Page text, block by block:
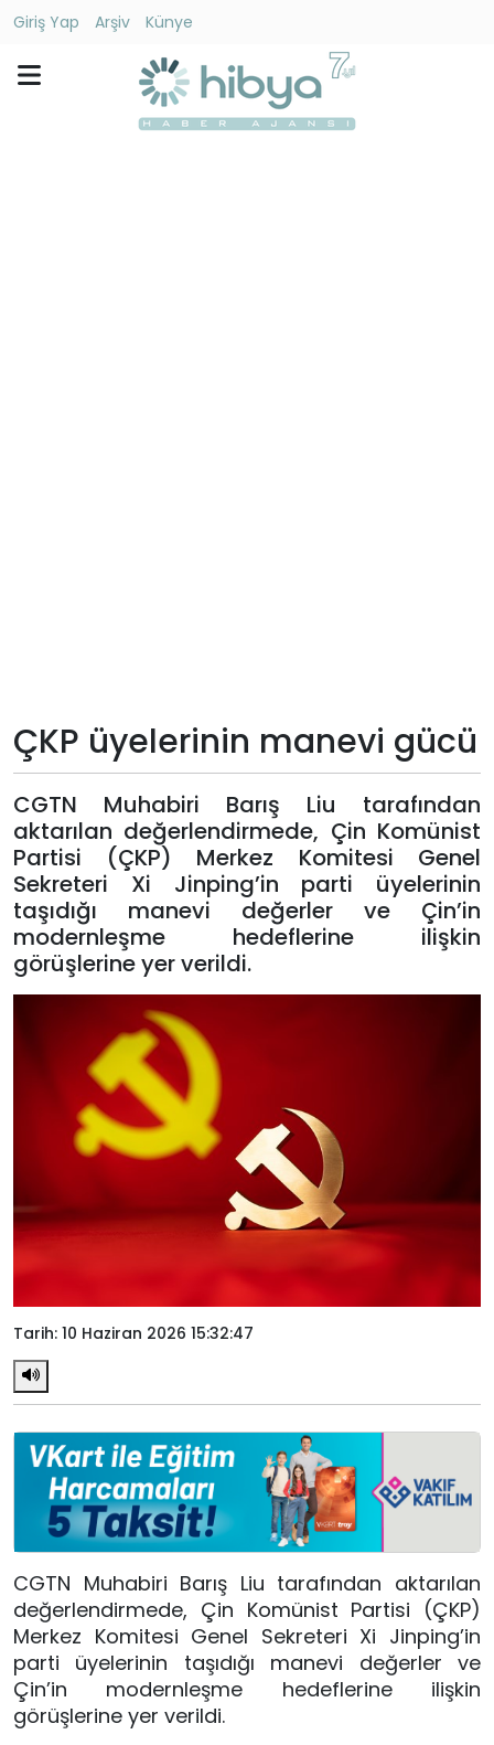
Giriş Yap Arşiv
Künye
Giriş
Yap
ÇKP üyelerinin manevi gücü
CGTN Muhabiri Barış Liu tarafından
aktarılan değerlendirmede, Çin Komünist
Partisi (ÇKP) Merkez Komitesi Genel
Sekreteri Xi Jinping’in parti üyelerinin
taşıdığı manevi değerler ve Çin’in
modernleşme hedeflerine ilişkin
görüşlerine yer verildi.
Tarih: 10 Haziran 2026 15:32:47
CGTN Muhabiri Barış Liu tarafından aktarılan
değerlendirmede, Çin Komünist Partisi (ÇKP)
Merkez Komitesi Genel Sekreteri Xi Jinping’in
parti üyelerinin taşıdığı manevi değerler ve
Çin’in modernleşme hedeflerine ilişkin
görüşlerine yer verildi.